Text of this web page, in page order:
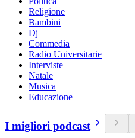
Religione
Bambini
Dj
Commedia
Radio Universitarie
Interviste
Natale
Musica
Educazione
I migliori podcast